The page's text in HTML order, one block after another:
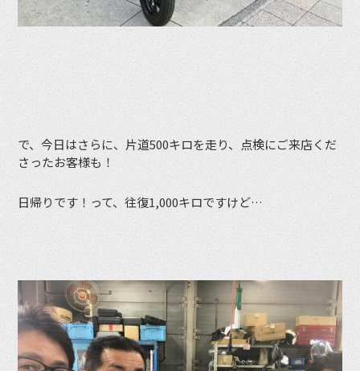
で、今日はさらに、片道500キロを走り、点検にご来店くだ
さったお客様も！
日帰りです！って、往復1,000キロですけど…